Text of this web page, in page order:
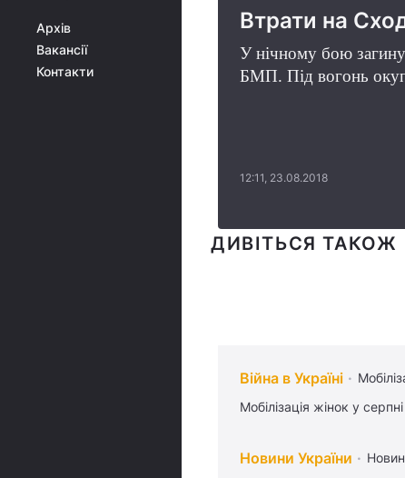
Архів
Вакансії
Контакти
Втрати на
У нічному бою
БМП. Під вогонь
12:11, 23.08.2018
ДИВІТЬСЯ ТАКОЖ
Війна в Україні
Мобілізація жінок у
Новини України